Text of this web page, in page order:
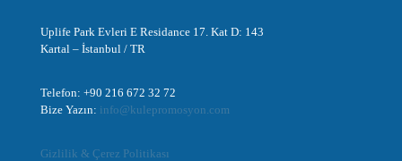
Uplife Park Evleri E Residance 17. Kat D: 143
Kartal – İstanbul / TR
Telefon: +90 216 672 32 72
Bize Yazın: info@kulepromosyon.com
Gizlilik & Çerez Politikası